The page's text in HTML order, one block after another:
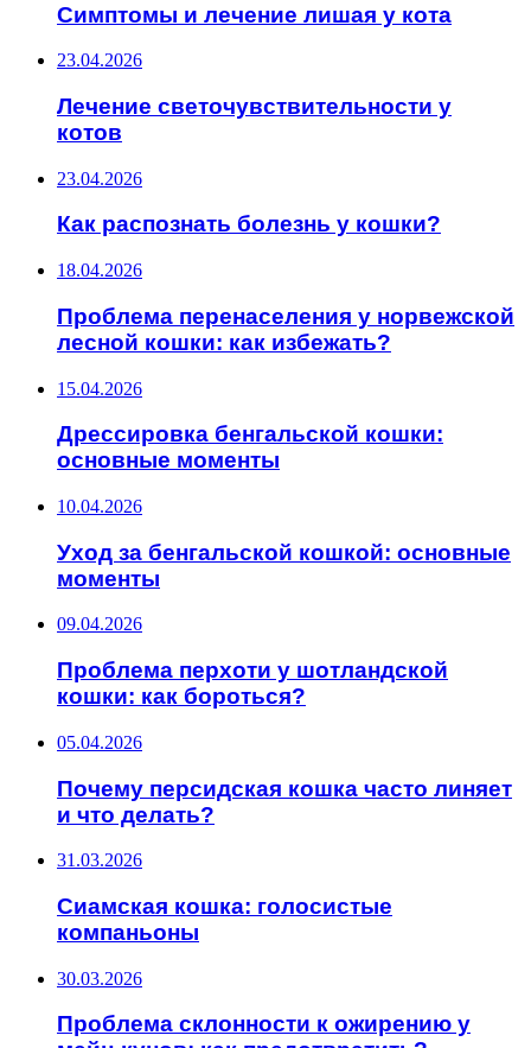
Симптомы и лечение лишая у кота
23.04.2026
Лечение светочувствительности у
котов
23.04.2026
Как распознать болезнь у кошки?
18.04.2026
Проблема перенаселения у норвежской
лесной кошки: как избежать?
15.04.2026
Дрессировка бенгальской кошки:
основные моменты
10.04.2026
Уход за бенгальской кошкой: основные
моменты
09.04.2026
Проблема перхоти у шотландской
кошки: как бороться?
05.04.2026
Почему персидская кошка часто линяет
и что делать?
31.03.2026
Сиамская кошка: голосистые
компаньоны
30.03.2026
Проблема склонности к ожирению у